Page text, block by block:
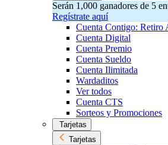
Serán 1,000 ganadores de 5
Regístrate aquí
Cuenta Contigo: Retiro
Cuenta Digital
Cuenta Premio
Cuenta Sueldo
Cuenta Ilimitada
Wardaditos
Ver todos
Cuenta CTS
Sorteos y Promociones
Tarjetas
Tarjetas